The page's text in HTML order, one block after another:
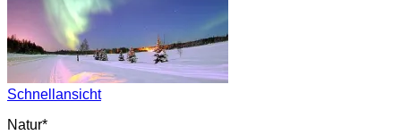
Schnellansicht
Natur*